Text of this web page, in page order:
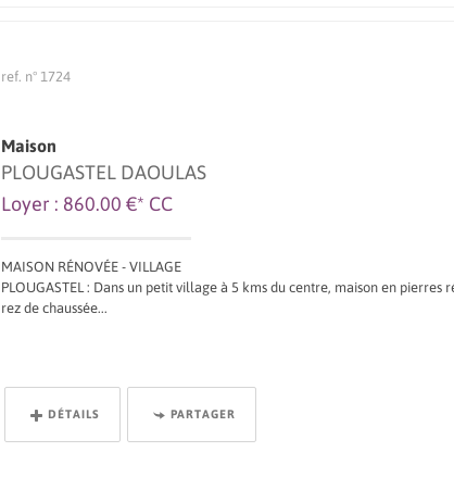
ref. n° 1724
Maison
PLOUGASTEL DAOULAS
Loyer : 860.00 €* CC
MAISON RÉNOVÉE - VILLAGE
PLOUGASTEL : Dans un petit village à 5 kms du centre, maison en pierres
rez de chaussée...
DÉTAILS PARTAGER